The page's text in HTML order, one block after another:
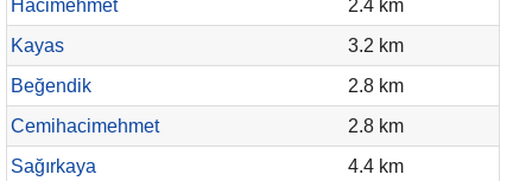
Hacimehmet
2.4 km
Kayas
3.2 km
Beğendik
2.8 km
Cemihacimehmet
2.8 km
Sağırkaya
4.4 km